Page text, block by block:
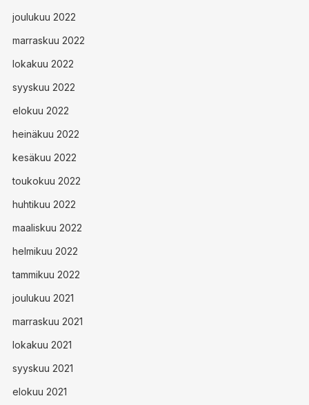
joulukuu 2022
marraskuu 2022
lokakuu 2022
syyskuu 2022
elokuu 2022
heinäkuu 2022
kesäkuu 2022
toukokuu 2022
huhtikuu 2022
maaliskuu 2022
helmikuu 2022
tammikuu 2022
joulukuu 2021
marraskuu 2021
lokakuu 2021
syyskuu 2021
elokuu 2021